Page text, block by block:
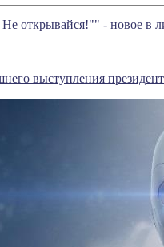
открывайся!"" - новое в
выступления